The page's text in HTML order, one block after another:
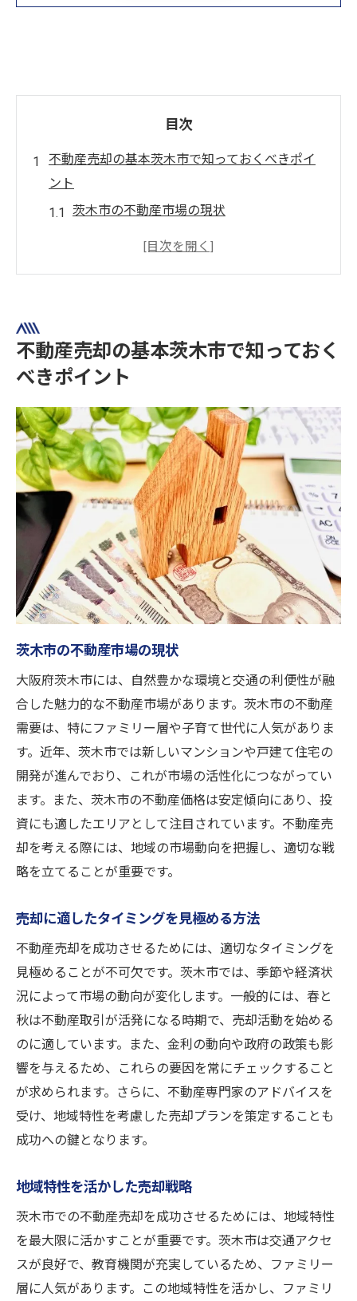
目次
不動産売却の基本茨木市で知っておくべきポイ
ント
茨木市の不動産市場の現状
売却に適したタイミングを見極める方法
成功するための事前準備
茨木市で不動産売却を検討する際の優先事項と
売却目的の明確化
適正価格の設定方法
信頼できる不動産会社の選び方
査定時に注意すべきポイント
法律や税金に関する基礎知識
購入希望者のニーズを把握する
迅速な現金化を実現する茨木市での不動産買取
の魅力
古い不動産でも買取可能な理由
買取価格を左右する要因
不動産買取が向いているケース
不動産売却を成功させるための茨木市での専門
家のアドバイス
専門家に相談するべきタイミング
依頼する専門家の選び方
専門家への相談で得られる安心感
茨木市における不動産買取のメリットと活用法
買取で得られる安心感と安定性
煩雑な手続きを省く方法
買取を利用した資産運用
支出を抑えた売却の実現
地域特性に合わせた買取戦略
高齢者や相続物件に適した活用
古い不動産の査定ポイント
修繕費用の見込みと対応法
不動産売却の基本茨木市で知っておく
べきポイント
茨木市の不動産市場の現状
大阪府茨木市には、自然豊かな環境と交通の利便性が融
合した魅力的な不動産市場があります。茨木市の不動産
需要は、特にファミリー層や子育て世代に人気がありま
す。近年、茨木市では新しいマンションや戸建て住宅の
開発が進んでおり、これが市場の活性化につながってい
ます。また、茨木市の不動産価格は安定傾向にあり、投
資にも適したエリアとして注目されています。不動産売
却を考える際には、地域の市場動向を把握し、適切な戦
略を立てることが重要です。
売却に適したタイミングを見極める方法
不動産売却を成功させるためには、適切なタイミングを
見極めることが不可欠です。茨木市では、季節や経済状
況によって市場の動向が変化します。一般的には、春と
秋は不動産取引が活発になる時期で、売却活動を始める
のに適しています。また、金利の動向や政府の政策も影
響を与えるため、これらの要因を常にチェックすること
が求められます。さらに、不動産専門家のアドバイスを
受け、地域特性を考慮した売却プランを策定することも
成功への鍵となります。
地域特性を活かした売却戦略
茨木市での不動産売却を成功させるためには、地域特性
を最大限に活かすことが重要です。茨木市は交通アクセ
スが良好で、教育機関が充実しているため、ファミリー
層に人気があります。この地域特性を活かし、ファミリ